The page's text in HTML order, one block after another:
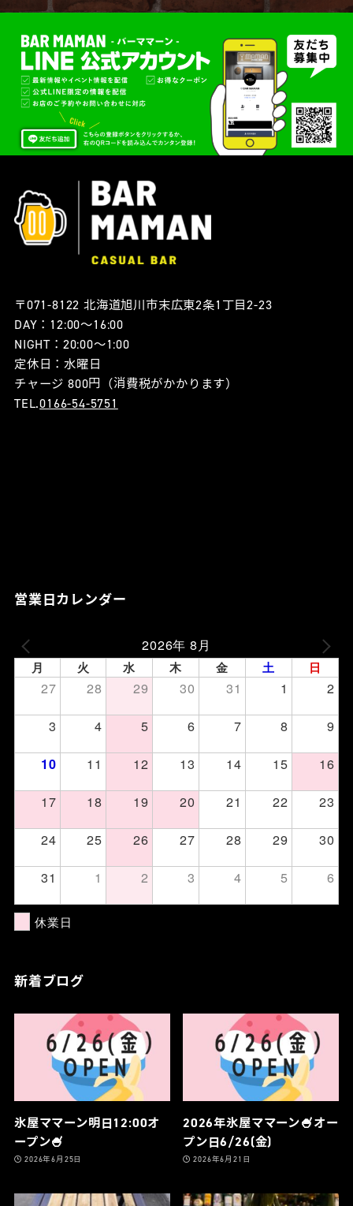
〒071-8122 北海道旭川市末広東2条1丁目2-23
DAY：12:00〜16:00
NIGHT：20:00〜1:00
定休日：水曜日
チャージ 800円（消費税がかかります）
TEL.0166-54-5751
営業日カレンダー
2026年 8月
月 火 水 木 金 土 日
27 28 29 30 31 1
2
3
4 5 6 7 8 9
10 11 12 13 14 15
16
17
18 19 20 21 22
23
24
25 26 27 28 29
30
31
1 2 3 4 5 6
休業日
新着ブログ
氷屋ママーン明日12:00オ
ープン🍧
2026年6月25日
2026年氷屋ママーン🍧オー
プン日6/26(金)
2026年6月21日